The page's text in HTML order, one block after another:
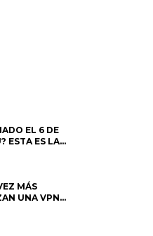
EL 6 DE
ESTA ES LA
MÁS
UNA VPN